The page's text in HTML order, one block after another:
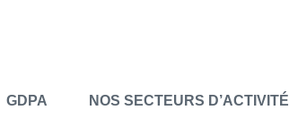
GDPA NOS SECTEURS D’ACTIVITÉ